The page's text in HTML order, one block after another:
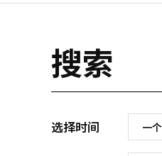
搜索
选择时间 一